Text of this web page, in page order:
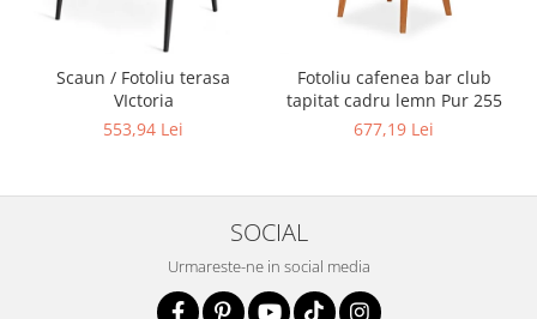
Scaun / Fotoliu terasa
VIctoria
553,94 Lei
Fotoliu cafenea bar club
tapitat cadru lemn Pur 255
677,19 Lei
SOCIAL
Urmareste-ne in social media